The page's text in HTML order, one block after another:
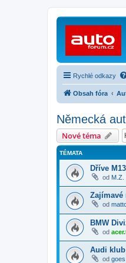
Rychlé odkazy
Obsah fóra
Německá
Nové téma
TÉMATA
Dříve
od M.Z.
Zajímavé
od
BMW
od
Audi
od goes